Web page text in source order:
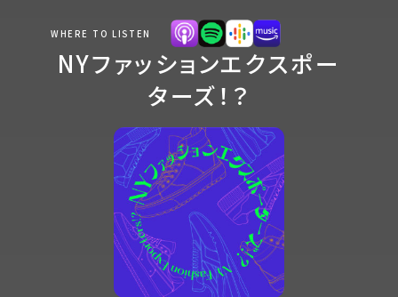
WHERE TO LISTEN
NYファッションエクスポー
ターズ！？